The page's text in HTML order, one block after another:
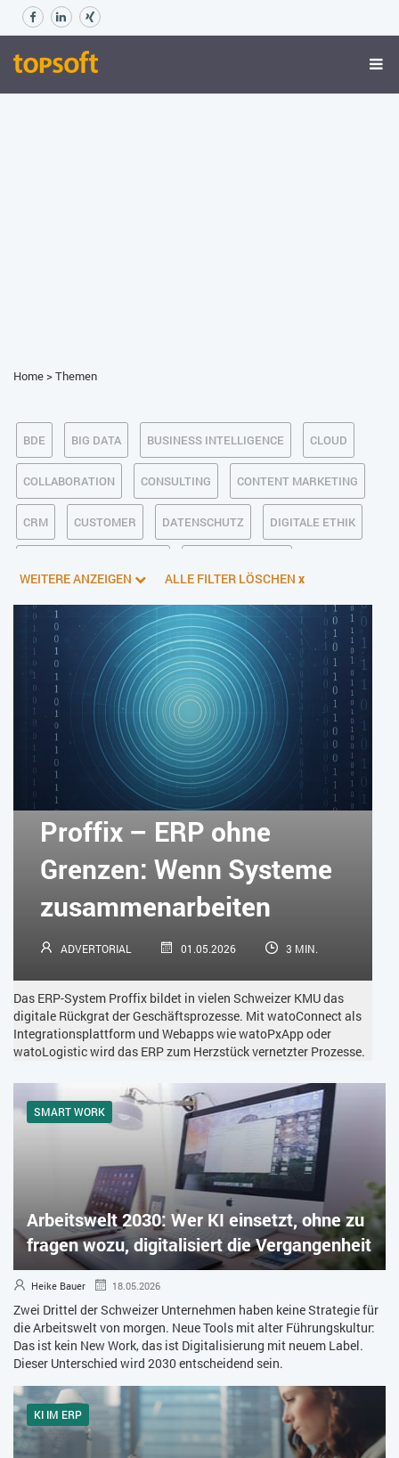
Home>Themen
BDE BIG DATA BUSINESS INTELLIGENCE CLOUD
COLLABORATION CONSULTING CONTENT MARKETING
CRM CUSTOMER DATENSCHUTZ DIGITALE ETHIK
E-BUSINESS ECM/DMS E-COMMERCE EINKAUF
ERP FALLSTUDIEN FERTIGUNG FINANZSOFTWARE
HANDEL HR INDUSTRIE 4.0
IT AUS- UND WEITERBILDUNG IT-INFRASTRUKTUR
IT-JOBS IT-SERVICE MANAGEMENT KI IM ERP
KÜNSTLICHE INTELLIGENZ LOGISTIK LOHN
SOCIAL COMMERCE SOCIAL-MEDIA
SOFTWARE-AS-A-SERVICE SOFTWAREENTWICKLUNG
TRANSPORTLOGISTIK / LAGER
TRENDKOMPASS 2026 USABILITY
USER EXPERIENCE WEBDESIGN WEB-SHOP
ZEITWIRTSCHAFT
WEITERE ANZEIGEN ALLE FILTER LÖSCHEN x
Proffix – ERP ohne
Grenzen: Wenn Systeme
zusammenarbeiten
ADVERTORIAL 01.05.2026 3 MIN.
Das ERP-System Proffix bildet in vielen Schweizer KMU das
digitale Rückgrat der Geschäftsprozesse. Mit watoConnect als
Integrationsplattform und Webapps wie watoPxApp oder
watoLogistic wird das ERP zum Herzstück vernetzter Prozesse.
SMART WORK
Arbeitswelt 2030: Wer KI einsetzt, ohne zu
fragen wozu, digitalisiert die Vergangenheit
Heike Bauer 18.05.2026
Zwei Drittel der Schweizer Unternehmen haben keine Strategie für
die Arbeitswelt von morgen. Neue Tools mit alter Führungskultur:
Das ist kein New Work, das ist Digitalisierung mit neuem Label.
Dieser Unterschied wird 2030 entscheidend sein.
KI IM ERP